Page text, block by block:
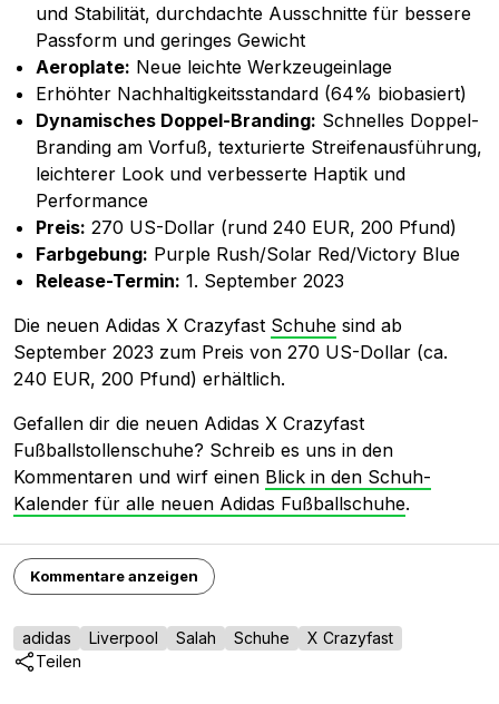
und Stabilität, durchdachte Ausschnitte für bessere
Passform und geringes Gewicht
Aeroplate: Neue leichte Werkzeugeinlage
Erhöhter Nachhaltigkeitsstandard (64% biobasiert)
Dynamisches Doppel-Branding: Schnelles Doppel-
Branding am Vorfuß, texturierte Streifenausführung,
leichterer Look und verbesserte Haptik und
Performance
Preis: 270 US-Dollar (rund 240 EUR, 200 Pfund)
Farbgebung: Purple Rush/Solar Red/Victory Blue
Release-Termin: 1. September 2023
Die neuen Adidas X Crazyfast Schuhe sind ab
September 2023 zum Preis von 270 US-Dollar (ca.
240 EUR, 200 Pfund) erhältlich.
Gefallen dir die neuen Adidas X Crazyfast
Fußballstollenschuhe? Schreib es uns in den
Kommentaren und wirf einen Blick in den Schuh-
Kalender für alle neuen Adidas Fußballschuhe.
Kommentare anzeigen
adidas Liverpool Salah Schuhe
X Crazyfast
Teilen